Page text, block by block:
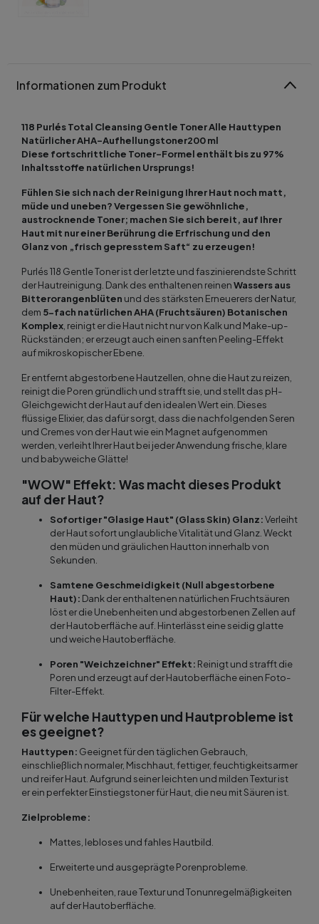
Informationen zum Produkt
118 Purlés Total Cleansing Gentle Toner Alle Hauttypen
Natürlicher AHA-Aufhellungstoner200 ml
Diese fortschrittliche Toner-Formel enthält bis zu 97%
Inhaltsstoffe natürlichen Ursprungs!
Fühlen Sie sich nach der Reinigung Ihrer Haut noch matt,
müde und uneben? Vergessen Sie gewöhnliche,
austrocknende Toner; machen Sie sich bereit, auf Ihrer
Haut mit nur einer Berührung die Erfrischung und den
Glanz von „frisch gepresstem Saft“ zu erzeugen!
Purlés 118 Gentle Toner ist der letzte und faszinierendste Schritt
der Hautreinigung. Dank des enthaltenen reinenWassers aus
Bitterorangenblüten und des stärksten Erneuerers der Natur,
dem 5-fach natürlichen AHA (Fruchtsäuren) Botanischen
Komplex , reinigt er die Haut nicht nur von Kalk und Make-up-
Rückständen; er erzeugt auch einen sanften Peeling-Effekt
auf mikroskopischer Ebene.
Er entfernt abgestorbene Hautzellen, ohne die Haut zu reizen,
reinigt die Poren gründlich und strafft sie, und stellt das pH-
Gleichgewicht der Haut auf den idealen Wert ein. Dieses
flüssige Elixier, das dafür sorgt, dass die nachfolgenden Seren
und Cremes von der Haut wie ein Magnet aufgenommen
werden, verleiht Ihrer Haut bei jeder Anwendung frische, klare
und babyweiche Glätte!
"WOW" Effekt: Was macht dieses Produkt
auf der Haut?
Sofortiger "Glasige Haut" (Glass Skin) Glanz:Verleiht
der Haut sofort unglaubliche Vitalität und Glanz. Weckt
den müden und gräulichen Hautton innerhalb von
Sekunden.
Samtene Geschmeidigkeit (Null abgestorbene
Haut): Dank der enthaltenen natürlichen Fruchtsäuren
löst er die Unebenheiten und abgestorbenen Zellen auf
der Hautoberfläche auf. Hinterlässt eine seidig glatte
und weiche Hautoberfläche.
Poren "Weichzeichner" Effekt: Reinigt und strafft die
Poren und erzeugt auf der Hautoberfläche einen Foto-
Filter-Effekt.
Für welche Hauttypen und Hautprobleme ist
es geeignet?
Hauttypen: Geeignet für den täglichen Gebrauch,
einschließlich normaler, Mischhaut, fettiger, feuchtigkeitsarmer
und reifer Haut. Aufgrund seiner leichten und milden Textur ist
er ein perfekter Einstiegstoner für Haut, die neu mit Säuren ist.
Zielprobleme:
Mattes, lebloses und fahles Hautbild.
Erweiterte und ausgeprägte Porenprobleme.
Unebenheiten, raue Textur und Tonunregelmäßigkeiten
auf der Hautoberfläche.